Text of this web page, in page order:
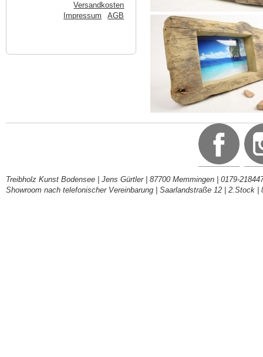
Versandkosten
Impressum
AGB
Treibholz Kunst Bodensee | Jens Gürtler | 87700 Memmingen | 0179-
Showroom nach telefonischer Vereinbarung | Saarlandstraße 12 | 2.Stock |